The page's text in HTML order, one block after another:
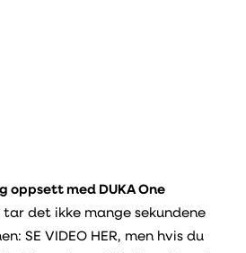
oppsett med DUKA One
tar det ikke mange sekundene
SE VIDEO HER, men hvis du